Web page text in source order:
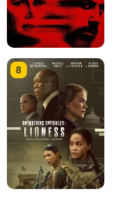
8